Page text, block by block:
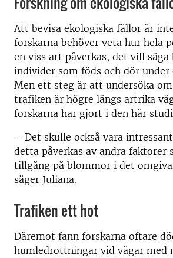
Att bevisa ekologiska fällor är
forskarna behöver veta hur hela
en viss art påverkas, det vill säga
individer som föds och dör under
Men ett steg är att undersöka
trafiken är högre längs artrika
forskarna har gjort i den här
– Det skulle också vara
detta påverkas av andra faktorer
tillgång på blommor i det
säger Juliana.
Trafiken ett hot
Däremot fann forskarna oftare
humledrottningar vid vägar med